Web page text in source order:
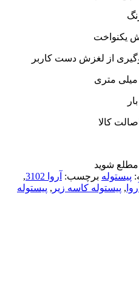
یکنواخت
از لغزش دست کاربر
کالا
مطلع شوید
پیستوله برچسب: آروا 3102
,
, پیستوله کاسه زیر , پیستوله